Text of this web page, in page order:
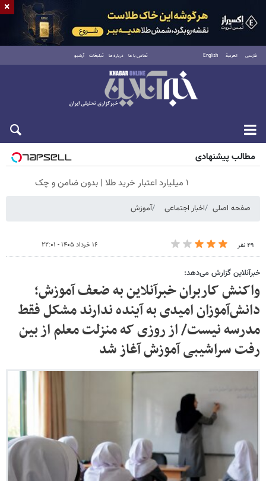
فارسی العربية English تماس با ما درباره ما تبلیغات آرشیو
جمعه ۱۶ مرداد ۱۴۰۵
مطالب پیشنهادی
۱ میلیارد اعتبار خرید طلا | بدون ضامن و چک
صفحه اصلی اخبار اجتماعی آموزش
۴۹ نفر ۱۶ خرداد ۱۴۰۵ - ۲۲:۰۱
خبرآنلاین گزارش می‌دهد:
واکنش کاربران خبرآنلاین به ضعف آموزش؛
دانش‌آموزان امیدی به آینده ندارند مشکل فقط
مدرسه نیست/ از روزی که منزلت معلم از بین
رفت سراشیبی آموزش آغاز شد
×